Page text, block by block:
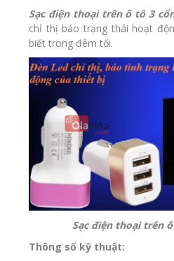
Sạc điện thoại trên ô tô 3
chỉ thị báo trạng thái hoạt
biết trong đêm tối.
Sạc điện thoại trên
Thông số kỹ thuật: